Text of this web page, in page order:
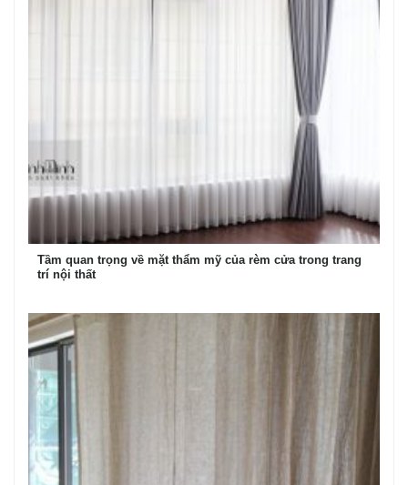
Tầm quan trọng về mặt thẩm mỹ của rèm cửa trong trang
trí nội thất